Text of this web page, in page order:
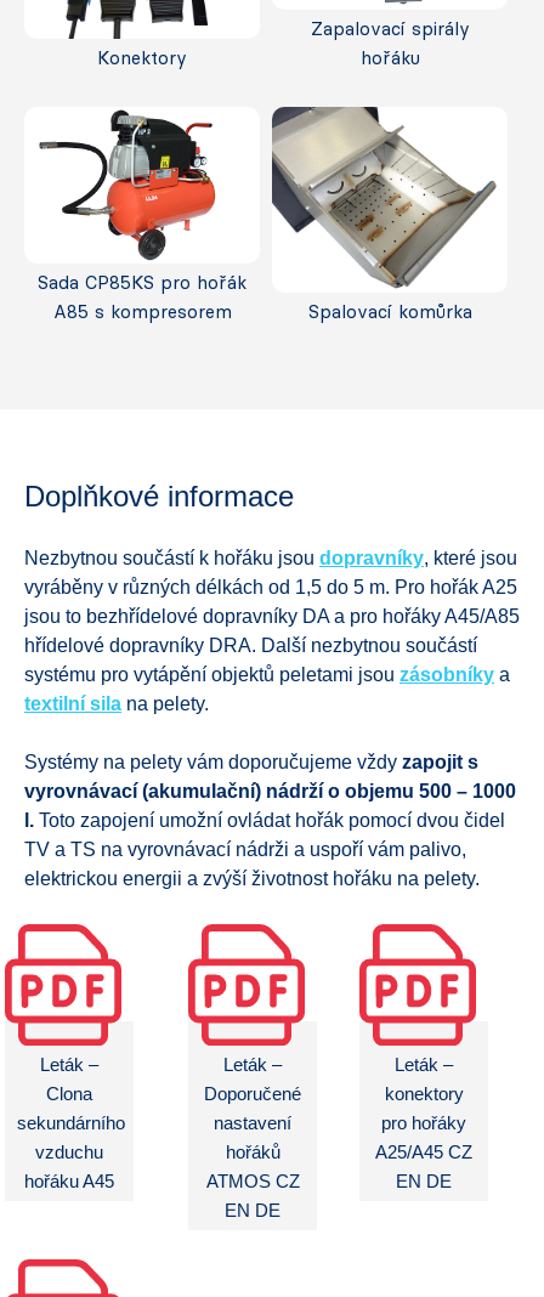
Konektory
Zapalovací spirály
hořáku
Sada CP85KS pro hořák
A85 s kompresorem
Spalovací komůrka
Doplňkové informace
Nezbytnou součástí k hořáku jsou dopravníky, které jsou
vyráběny v různých délkách od 1,5 do 5 m. Pro hořák A25
jsou to bezhřídelové dopravníky DA a pro hořáky A45/A85
hřídelové dopravníky DRA. Další nezbytnou součástí
systému pro vytápění objektů peletami jsou zásobníky a
textilní sila na pelety.
Systémy na pelety vám doporučujeme vždy zapojit s
vyrovnávací (akumulační) nádrží o objemu 500 – 1000
l. Toto zapojení umožní ovládat hořák pomocí dvou čidel
TV a TS na vyrovnávací nádrži a uspoří vám palivo,
elektrickou energii a zvýší životnost hořáku na pelety.
Leták –
Clona
sekundárního
vzduchu
hořáku A45
Leták –
Doporučené
nastavení
hořáků
ATMOS CZ
EN DE
Leták –
konektory
pro hořáky
A25/A45 CZ
EN DE